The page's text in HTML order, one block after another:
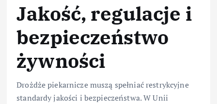
Jakość, regulacje i
bezpieczeństwo
żywności
Drożdże piekarnicze muszą spełniać restrykcyjne
standardy jakości i bezpieczeństwa. W Unii